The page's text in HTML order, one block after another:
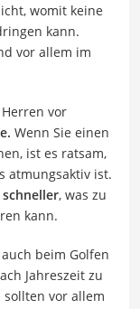
womit keine
kann.
vor allem im
vor
Wenn Sie einen
ist es ratsam,
atmungsaktiv ist.
, was zu
kann.
beim Golfen
Jahreszeit zu
vor allem